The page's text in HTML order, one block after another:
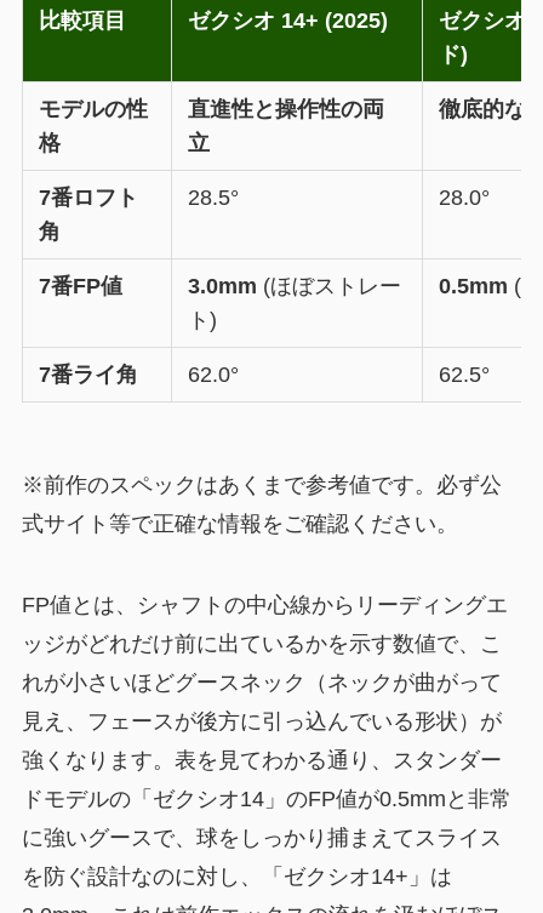
比較項目 ゼクシオ 14+ (2025)
ゼクシオ
ド)
モデルの性
格
直進性と操作性の両
立
徹底的な
7番ロフト
角
28.5° 28.0°
7番FP値 3.0mm (ほぼストレー
ト)
0.5mm (
7番ライ角 62.0° 62.5°
※前作のスペックはあくまで参考値です。必ず公
式サイト等で正確な情報をご確認ください。
FP値とは、シャフトの中心線からリーディングエ
ッジがどれだけ前に出ているかを示す数値で、こ
れが小さいほどグースネック（ネックが曲がって
見え、フェースが後方に引っ込んでいる形状）が
強くなります。表を見てわかる通り、スタンダー
ドモデルの「ゼクシオ14」のFP値が0.5mmと非常
に強いグースで、球をしっかり捕まえてスライス
を防ぐ設計なのに対し、「ゼクシオ14+」は